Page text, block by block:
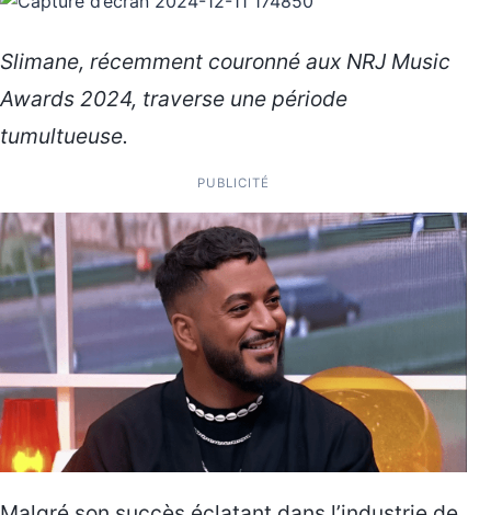
Slimane, récemment couronné aux NRJ Music
Awards 2024, traverse une période
tumultueuse.
PUBLICITÉ